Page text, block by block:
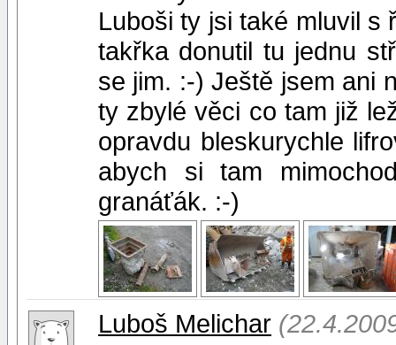
Luboši ty jsi také mluvil s
takřka donutil tu jednu
se jim. :-) Ještě jsem ani
ty zbylé věci co tam již
opravdu bleskurychle
abych si tam
granáťák. :-)
Luboš Melichar